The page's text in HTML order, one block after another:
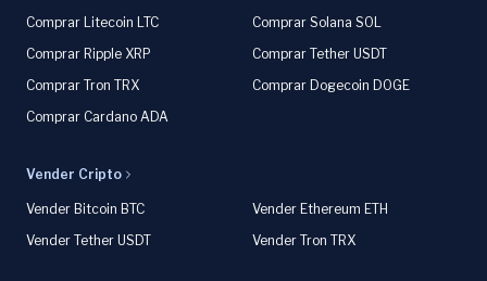
Comprar Litecoin LTC
Comprar Solana SOL
Comprar Ripple XRP
Comprar Tether USDT
Comprar Tron TRX
Comprar Dogecoin DOGE
Comprar Cardano ADA
Vender Cripto
Vender Bitcoin BTC
Vender Ethereum ETH
Vender Tether USDT
Vender Tron TRX